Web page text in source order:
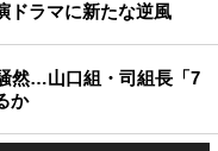
ドラマに新たな逆風
然…山口組・司組長「7
か